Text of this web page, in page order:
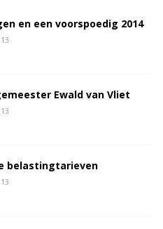
en een voorspoedig 2014
Ewald van Vliet
belastingtarieven